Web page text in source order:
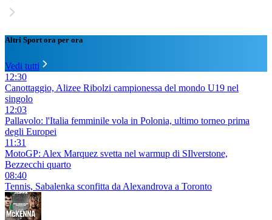
Altri Sport ora per ora
Vedi tutti
12:30
Canottaggio, Alizee Ribolzi campionessa del mondo U19 nel
singolo
12:03
Pallavolo: l'Italia femminile vola in Polonia, ultimo torneo prima
degli Europei
11:31
MotoGP: Alex Marquez svetta nel warmup di SIlverstone,
Bezzecchi quarto
08:40
Tennis, Sabalenka sconfitta da Alexandrova a Toronto